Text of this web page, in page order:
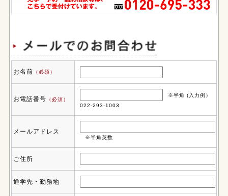
お名前 （必須）
お電話番号 （必須）
※半角 (入力例）
022-293-1003
メールアドレス
※半角英数
ご住所
通学先・勤務地